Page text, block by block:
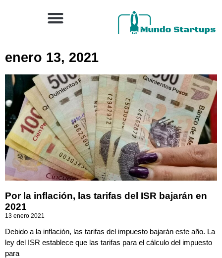
enero 13, 2021
Por la inflación, las tarifas del ISR bajarán en
2021
13 enero 2021
Debido a la inflación, las tarifas del impuesto bajarán este año. La
ley del ISR establece que las tarifas para el cálculo del impuesto
para